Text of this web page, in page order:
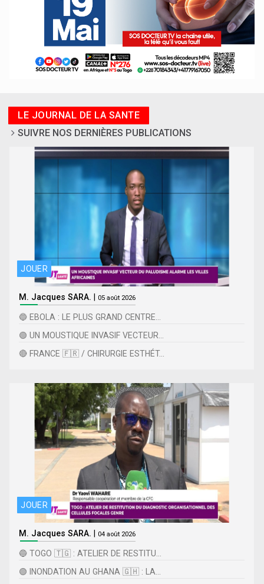
LE JOURNAL DE LA SANTE
SUIVRE NOS DERNIÈRES PUBLICATIONS
JOUER
M. Jacques SARA. | 05 août 2026
🔵 EBOLA : LE PLUS GRAND CENTRE...
🟢 UN MOUSTIQUE INVASIF VECTEUR...
🔴 FRANCE 🇫🇷 / CHIRURGIE ESTHÉT...
JOUER
M. Jacques SARA. | 04 août 2026
🔵 TOGO 🇹🇬 : ATELIER DE RESTITU...
🟢 INONDATION AU GHANA 🇬🇭 : LA...